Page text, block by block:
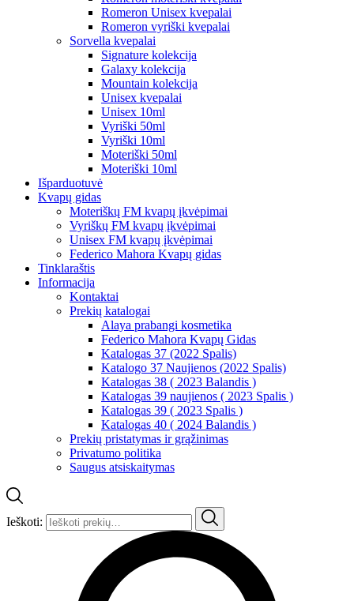
Romeron Unisex kvepalai
Romeron vyriški kvepalai
Sorvella kvepalai
Signature kolekcija
Galaxy kolekcija
Mountain kolekcija
Unisex kvepalai
Unisex 10ml
Vyriški 50ml
Vyriški 10ml
Moteriški 50ml
Moteriški 10ml
Išparduotuvė
Kvapų gidas
Moteriškų FM kvapų įkvėpimai
Vyriškų FM kvapų įkvėpimai
Unisex FM kvapų įkvėpimai
Federico Mahora Kvapų gidas
Tinklaraštis
Informacija
Kontaktai
Prekių katalogai
Alaya prabangi kosmetika
Federico Mahora Kvapų Gidas
Katalogas 37 (2022 Spalis)
Katalogo 37 Naujienos (2022 Spalis)
Katalogas 38 ( 2023 Balandis )
Katalogas 39 naujienos ( 2023 Spalis )
Katalogas 39 ( 2023 Spalis )
Katalogas 40 ( 2024 Balandis )
Prekių pristatymas ir grąžinimas
Privatumo politika
Saugus atsiskaitymas
Ieškoti: